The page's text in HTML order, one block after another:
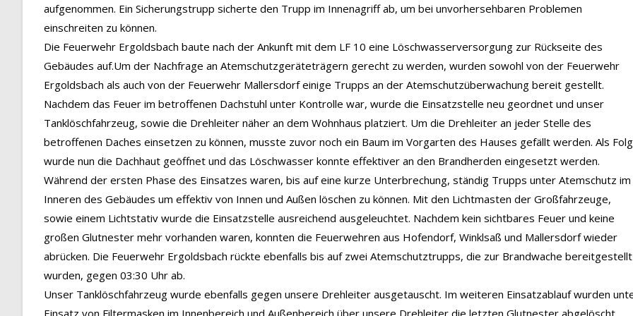
aufgenommen. Ein Sicherungstrupp sicherte den Trupp im Innenagriff ab, um bei unvorhersehbaren Problemen
einschreiten zu können.
Die Feuerwehr Ergoldsbach baute nach der Ankunft mit dem LF 10 eine Löschwasserversorgung zur Rückseite des
Gebäudes auf.Um der Nachfrage an Atemschutzgeräteträgern gerecht zu werden, wurden sowohl von der Feuerwehr
Ergoldsbach als auch von der Feuerwehr Mallersdorf einige Trupps an der Atemschutzüberwachung bereit gestellt.
Nachdem das Feuer im betroffenen Dachstuhl unter Kontrolle war, wurde die Einsatzstelle neu geordnet und unser
Tanklöschfahrzeug, sowie die Drehleiter näher an dem Wohnhaus platziert. Um die Drehleiter an jeder Stelle des
betroffenen Daches einsetzen zu können, musste zuvor noch ein Baum im Vorgarten des Hauses gefällt werden. Als
wurde nun die Dachhaut geöffnet und das Löschwasser konnte effektiver an den Brandherden eingesetzt werden.
Während der ersten Phase des Einsatzes waren, bis auf eine kurze Unterbrechung, ständig Trupps unter Atemschutz im
Inneren des Gebäudes um effektiv von Innen und Außen löschen zu können. Mit den Lichtmasten der Großfahrzeuge,
sowie einem Lichtstativ wurde die Einsatzstelle ausreichend ausgeleuchtet. Nachdem kein sichtbares Feuer und keine
großen Glutnester mehr vorhanden waren, konnten die Feuerwehren aus Hofendorf, Winklsaß und Mallersdorf wieder
abrücken. Die Feuerwehr Ergoldsbach rückte ebenfalls bis auf zwei Atemschutztrupps, die zur Brandwache bereitgestellt
wurden, gegen 03:30 Uhr ab.
Unser Tanklöschfahrzeug wurde ebenfalls gegen unsere Drehleiter ausgetauscht. Im weiteren Einsatzablauf wurden